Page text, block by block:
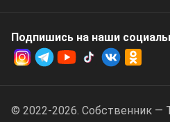
Подпишись на наши
© 2022-2026. Собственник —